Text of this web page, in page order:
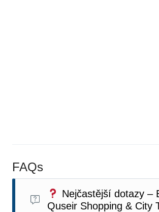
FAQs
Nejčastější dotazy –
Quseir Shopping & City